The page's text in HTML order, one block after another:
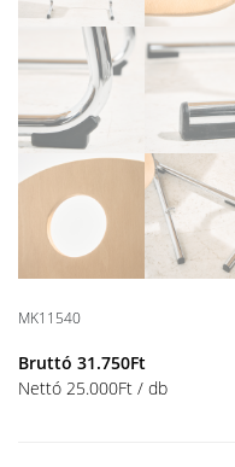
MK11540
Bruttó 31.750Ft
Nettó 25.000Ft / db